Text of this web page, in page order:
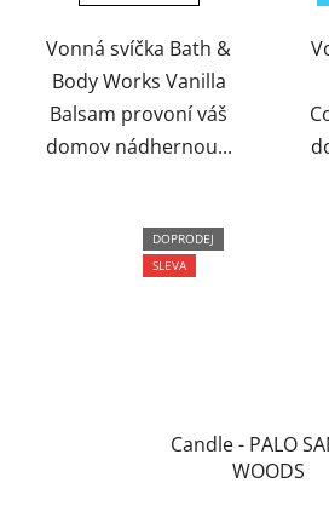
Vonná svíčka Bath &
Body Works Vanilla
Balsam provoní váš
domov nádhernou...
DOPRODEJ
SLEVA
Candle - PALO
WOODS